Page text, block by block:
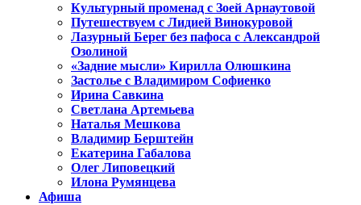
Культурный променад с Зоей Арнаутовой
Путешествуем с Лидией Винокуровой
Лазурный Берег без пафоса с Александрой
Озолиной
«Задние мысли» Кирилла Олюшкина
Застолье с Владимиром Софиенко
Ирина Савкина
Светлана Артемьева
Наталья Мешкова
Владимир Берштейн
Екатерина Габалова
Олег Липовецкий
Илона Румянцева
Афиша